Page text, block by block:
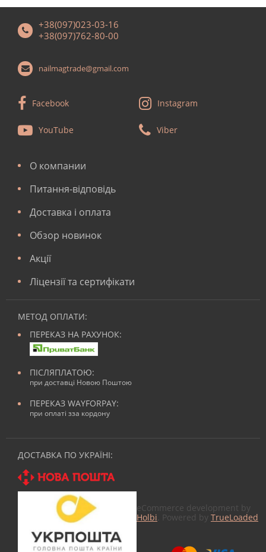
+38(097)023-03-16
+38(097)762-80-00
nailmagtrade@gmail.com
Facebook Instagram
YouTube Viber
О компании
Питання-відповідь
Доставка і оплата
Обзор новинок
Акції
Ліцензії та сертифікати
МЕТОД ОПЛАТИ:
ПЕРЕКАЗ НА РАХУНОК:
ПІСЛЯПЛАТОЮ:
при доставці Новою Поштою
ПЕРЕКАЗ WAYFORPAY:
при оплаті зза кордону
ДОСТАВКА ПО УКРАЇНІ:
eCommerce development by
Holbi . Powered by TrueLoaded